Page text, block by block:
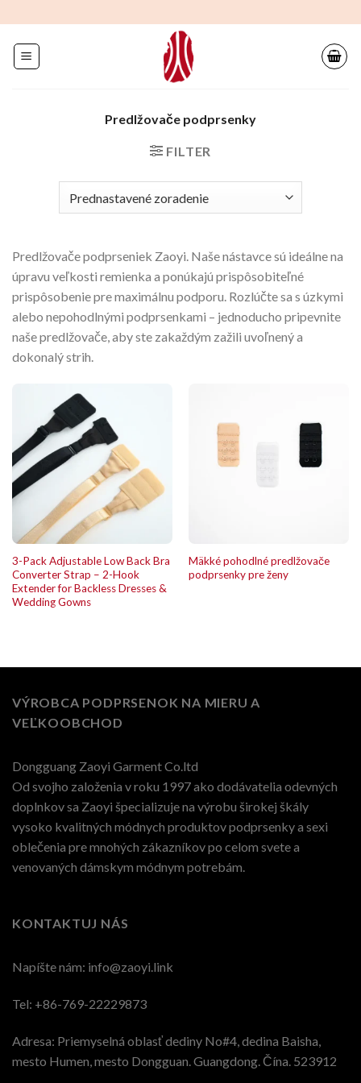
na
obsah
Predlžovače podprsenky
FILTER
Predlžovače podprseniek Zaoyi. Naše nástavce sú ideálne na
úpravu veľkosti remienka a ponúkajú prispôsobiteľné
prispôsobenie pre maximálnu podporu. Rozlúčte sa s úzkymi
alebo nepohodlnými podprsenkami – jednoducho pripevnite
naše predlžovače, aby ste zakaždým zažili uvoľnený a
dokonalý strih.
3-Pack Adjustable Low Back Bra
Converter Strap – 2-Hook
Extender for Backless Dresses &
Wedding Gowns
Mäkké pohodlné predlžovače
podprsenky pre ženy
VÝROBCA PODPRSENOK NA MIERU A
VEĽKOOBCHOD
Dongguang Zaoyi Garment Co.ltd
Od svojho založenia v roku 1997 ako dodávatelia odevných
doplnkov sa Zaoyi špecializuje na výrobu širokej škály
vysoko kvalitných módnych produktov podprsenky a sexi
oblečenia pre mnohých zákazníkov po celom svete a
venovaných dámskym módnym potrebám.
KONTAKTUJ NÁS
Napíšte nám: info@zaoyi.link
Tel: +86-769-22229873
Adresa: Priemyselná oblasť dediny No#4, dedina Baisha,
mesto Humen, mesto Dongguan. Guangdong. Čína. 523912